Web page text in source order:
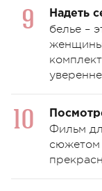
Надеть
белье –
Фильм
сюжетом